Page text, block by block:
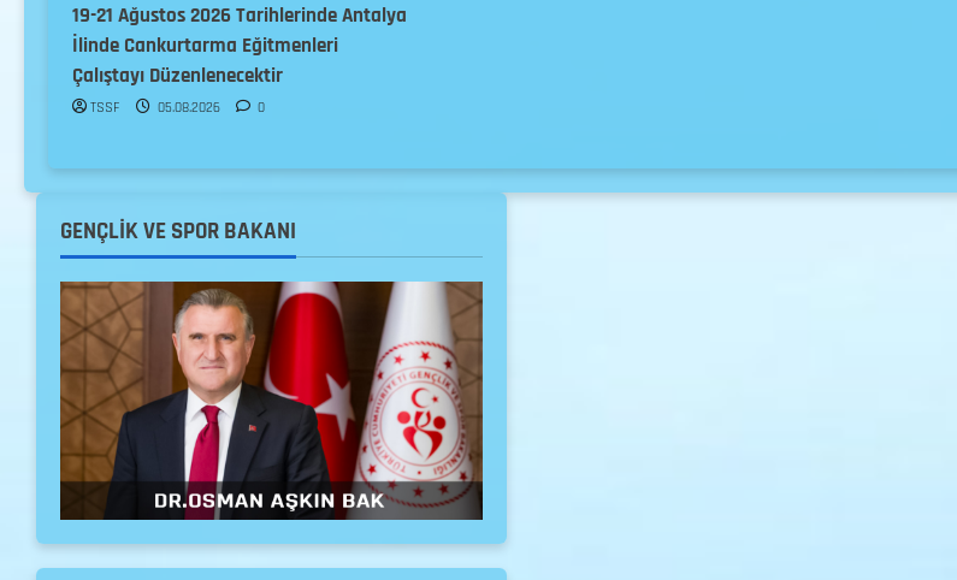
19-21 Ağustos 2026 Tarihlerinde Antalya
İlinde Cankurtarma Eğitmenleri
Çalıştayı Düzenlenecektir
TSSF 05.08.2026 0
GENÇLIK VE SPOR BAKANI
2
Cankurtarma Duyuru Haberler
28-30 Ağustos 2026 Samsun
Cankurtarma Sportif Deniz Açık
Yaş Bireysel ve Kulüpler Arası
Türkiye Şampiyonası Milli Takım
06.08.2026 0
Cankurtarma Duyuru
Haberler
Seminer